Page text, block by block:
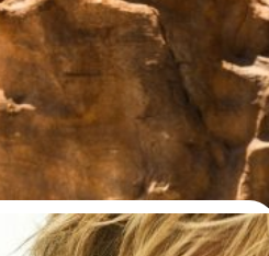
ลงแม่ Taylor Swift บนรถแล้ว
Fall Guy’